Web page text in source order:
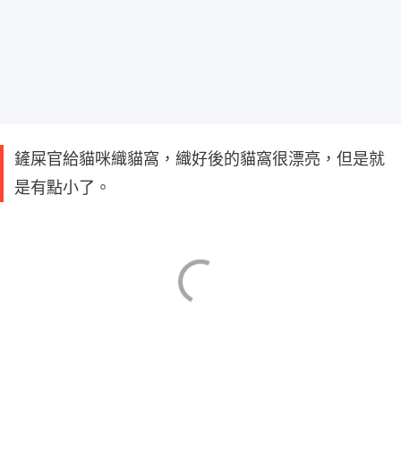
鏟屎官給貓咪織貓窩，織好後的貓窩很漂亮，但是就
是有點小了。